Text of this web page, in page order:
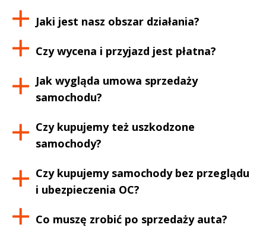
Jaki jest nasz obszar działania?
Czy wycena i przyjazd jest płatna?
Jak wygląda umowa sprzedaży
samochodu?
Czy kupujemy też uszkodzone
samochody?
Czy kupujemy samochody bez przeglądu
i ubezpieczenia OC?
Co muszę zrobić po sprzedaży auta?